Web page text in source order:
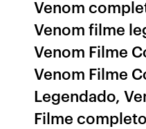
Venom
Venom filme
Venom Filme
Venom Filme
Legendado,
Filme